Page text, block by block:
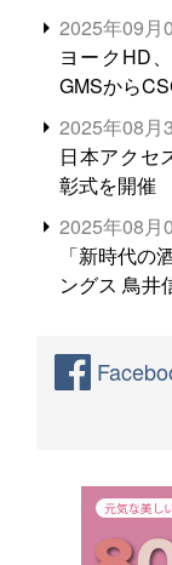
る。米増産
2025年09月
ヨークHD
GMSから
2025年08月
日本アクセ
彰式を開催
2025年08月
「新時代の
ングス 鳥井